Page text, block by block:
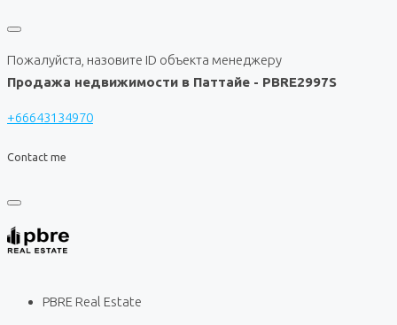
Пожалуйста, назовите ID объекта менеджеру
Продажа недвижимости в Паттайе - PBRE2997S
+66643134970
Contact me
PBRE Real Estate